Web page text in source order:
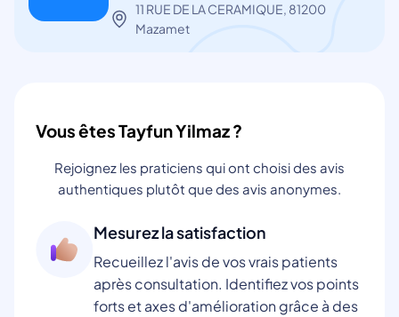
11 RUE DE LA CERAMIQUE, 81200
Mazamet
Vous êtes Tayfun Yilmaz ?
Rejoignez les praticiens qui ont choisi des avis
authentiques plutôt que des avis anonymes.
Mesurez la satisfaction
Recueillez l'avis de vos vrais patients
après consultation. Identifiez vos points
forts et axes d'amélioration grâce à des